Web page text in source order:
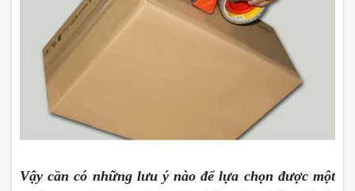
Vậy cần có những lưu ý nào để lựa chọn được một